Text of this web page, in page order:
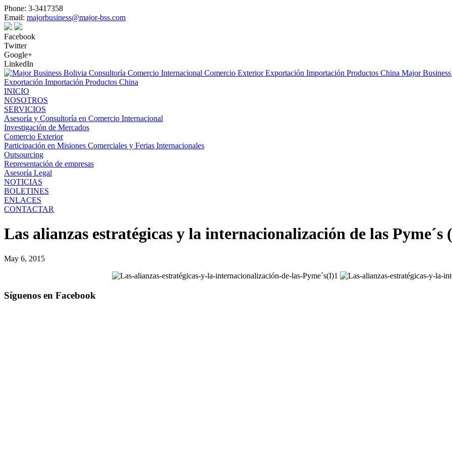
Phone: 3-3417358
Email: majorbusiness@major-bss.com
Facebook
Twitter
Google+
LinkedIn
Major
Exportación Importación Productos China
INICIO
NOSOTROS
SERVICIOS
Asesoría y Consultoría en Comercio Internacional
Investigación de Mercados
Comercio Exterior
Participación en Misiones Comerciales y Ferias Internacionales
Outsourcing
Representación de empresas
Asesoría Legal
NOTICIAS
BOLETINES
ENLACES
CONTACTAR
Las alianzas estratégicas y la internacionalización de las Pyme´s
May 6, 2015
Síguenos en Facebook